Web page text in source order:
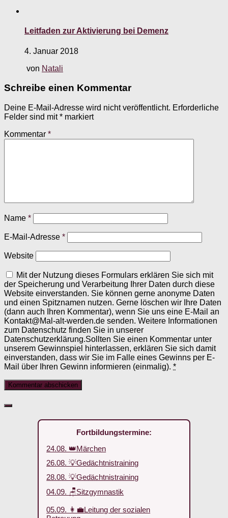
Leitfaden zur Aktivierung bei Demenz
4. Januar 2018
von Natali
Schreibe einen Kommentar
Deine E-Mail-Adresse wird nicht veröffentlicht. Erforderliche
Felder sind mit* markiert
Kommentar *
Name *
E-Mail-Adresse *
Website
Mit der Nutzung dieses Formulars erklären Sie sich mit
der Speicherung und Verarbeitung Ihrer Daten durch diese
Website einverstanden. Sie können gerne anonyme Daten
und einen Spitznamen nutzen. Gerne löschen wir Ihre Daten
(dann auch Ihren Kommentar), wenn Sie uns eine E-Mail an
Kontakt@Mal-alt-werden.de senden. Weitere Informationen
zum Datenschutz finden Sie in unserer
Datenschutzerklärung.Sollten Sie einen Kommentar unter
unserem Gewinnspiel hinterlassen, erklären Sie sich damit
einverstanden, dass wir Sie im Falle eines Gewinns per E-
Mail über Ihren Gewinn informieren (einmalig). *
Fortbildungstermine:
24.08. 👑Märchen
26.08. 💡Gedächtnistraining
28.08. 💡Gedächtnistraining
04.09. 🪑Sitzgymnastik
05.09. 👩‍💼Leitung der sozialen